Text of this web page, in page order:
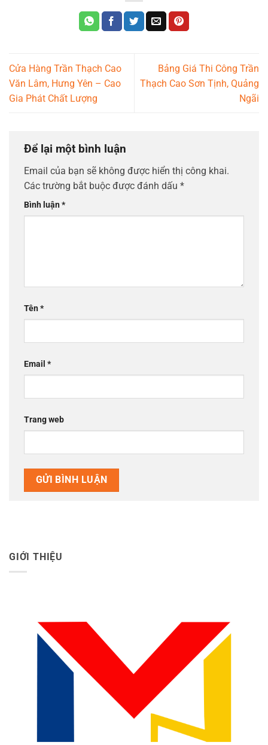
Cửa Hàng Trần Thạch Cao
Văn Lâm, Hưng Yên – Cao
Gia Phát Chất Lượng
Bảng Giá Thi Công Trần
Thạch Cao Sơn Tịnh, Quảng
Ngãi
Để lại một bình luận
Email của bạn sẽ không được hiển thị công khai.
Các trường bắt buộc được đánh dấu *
Bình luận*
Tên*
Email *
Trang web
GIỚI THIỆU